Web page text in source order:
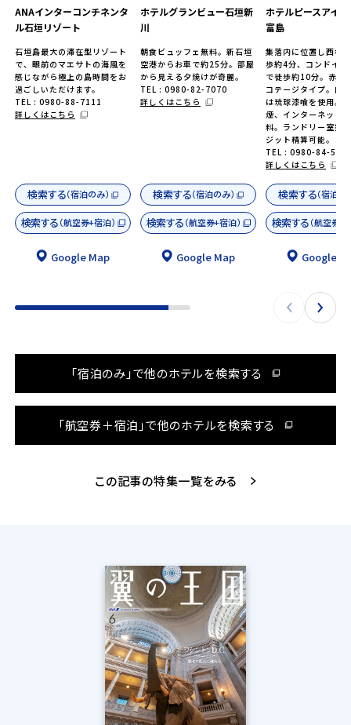
ANAインターコンチネンタ
ル石垣リゾート
石垣島最大の滞在型リゾート
で、眼前のマエサトの海風を
感じながら極上の島時間をお
過ごしいただけます。
TEL : 0980-88-7111
詳しくはこちら
検索する（宿泊のみ）
検索する（航空券+宿泊）
Google Map
ホテルグランビュー石垣新
川
朝食ビュッフェ無料。新石垣
空港からお車で約25分。部屋
から見える夕焼けが奇麗。
TEL : 0980-82-7070
詳しくはこちら
検索する（宿泊のみ）
検索する（航空券+宿泊）
Google Map
ホテルピースアイ
富島
集落内に位置し西桟
歩約4分、コンドイビ
で徒歩約10分。赤瓦
コテージタイプ。内
は琉球漆喰を使用。
煙、インターネット
料。ランドリー室完
ジット精算可能。
TEL : 0980-84-
詳しくはこちら
検索する（宿泊の
検索する（航空券+
Google
「宿泊のみ」で他のホテルを検索する
「航空券＋宿泊」で他のホテルを検索する
この記事の特集一覧をみる